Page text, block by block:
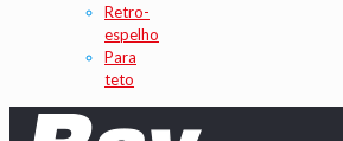
Retro-
espelho
Para
teto